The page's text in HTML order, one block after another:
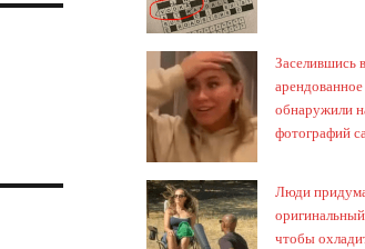
Заселившись в
обнаружили
фотографий
Люди
чтобы